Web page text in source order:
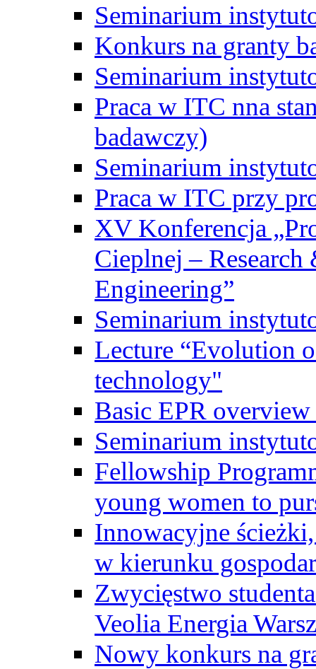
Seminarium
Konkurs na granty
Seminarium
Praca w ITC nna
badawczy)
Seminarium
Praca w ITC przy
XV Konferencja
Cieplnej –
Engineering”
Seminarium
Lecture “Evolution
technology"
Basic EPR overview
Seminarium
Fellowship
young women to
Innowacyjne
w kierunku
Zwycięstwo
Veolia Energia
Nowy konkurs na